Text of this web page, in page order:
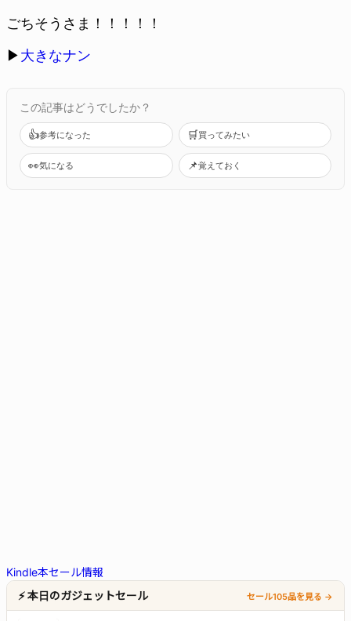
ごちそうさま！！！！！
▶ 大きなナン
この記事はどうでしたか？
👍参考になった 🛒買ってみたい
👀気になる 📌覚えておく
Kindle本セール情報
⚡ 本日のガジェットセール
セール105品を見る →